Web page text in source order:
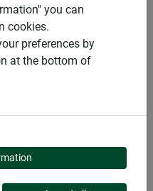
EN
you can
cookies.
preferences by
at the bottom of